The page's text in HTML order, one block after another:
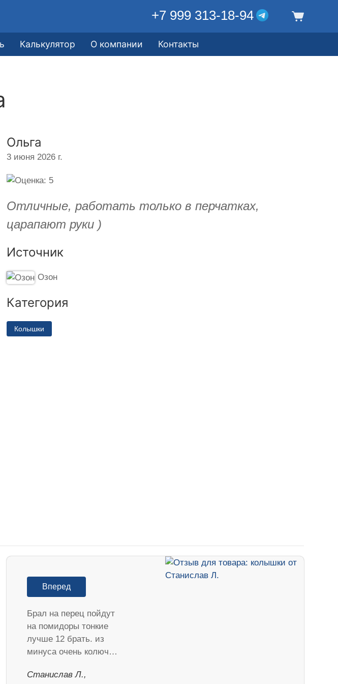
+7 999 313-18-94
Калькулятор О компании Контакты
Ольга
3 июня 2026 г.
Отличные, работать только в перчатках,
царапают руки )
Источник
Озон
Категория
Колышки
Вперед
Брал на перец пойдут
на помидоры тонкие
лучше 12 брать. из
минуса очень колюч…
Станислав Л.,